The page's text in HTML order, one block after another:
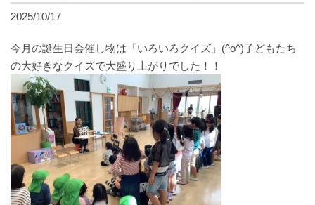
2025/10/17
今月の誕生日会催し物は「いろいろクイズ」(^o^)子どもたち
の大好きなクイズで大盛り上がりでした！！